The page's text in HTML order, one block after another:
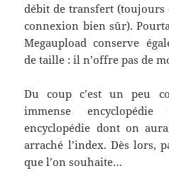
débit de transfert (toujours
connexion bien sûr).
Megaupload conserve
de taille : il n’offre pas de
Du coup c’est un peu
immense
encyclopédie dont on
arraché l’index. Dès lors,
que l’on souhaite…